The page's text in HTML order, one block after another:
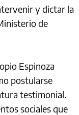
y dictar la
de
Espinoza
postularse
testimonial.
sociales que